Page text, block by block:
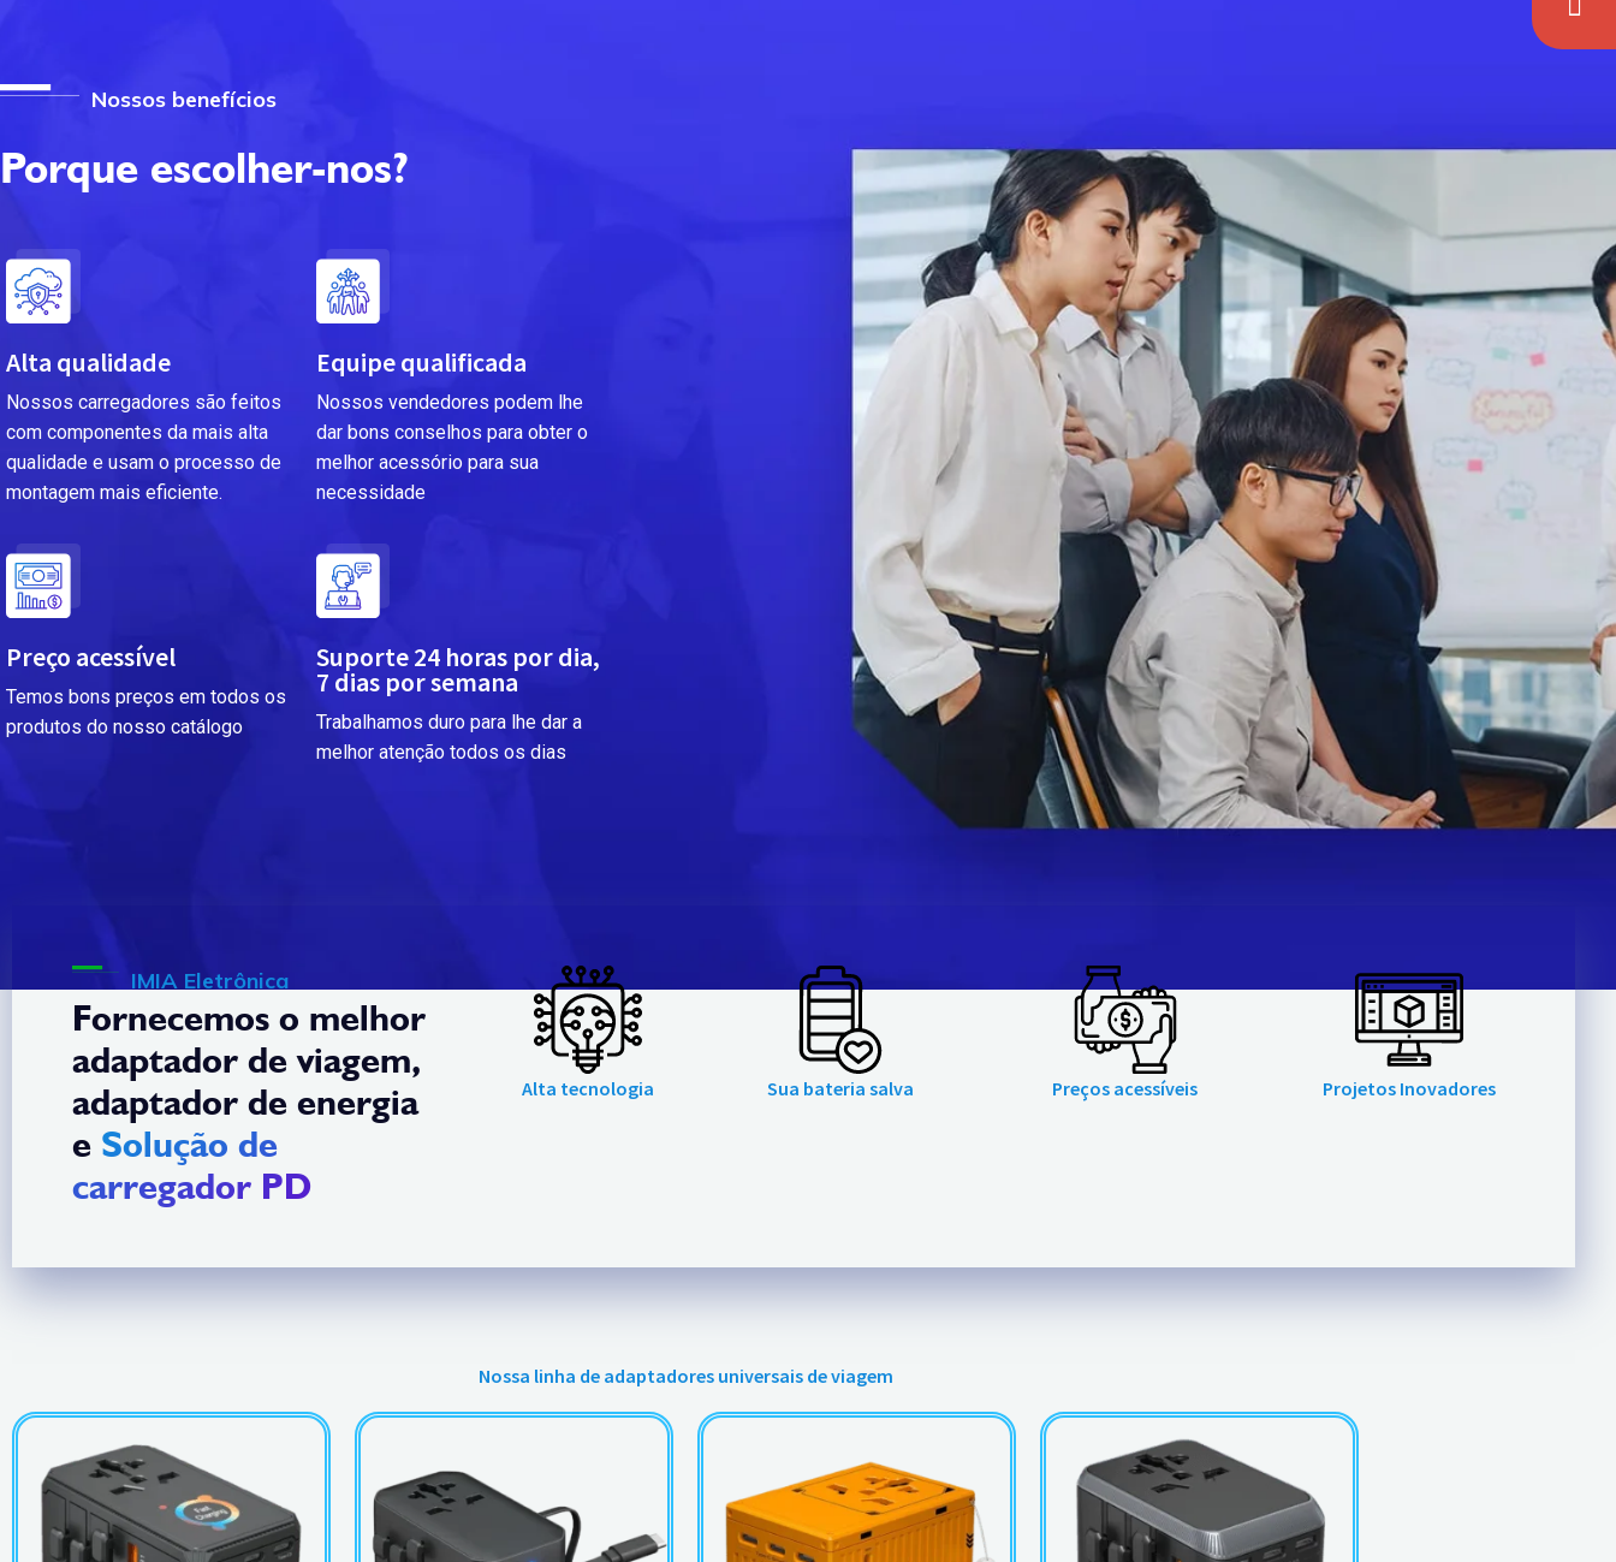
Nossos benefícios
Porque escolher-nos?
Alta qualidade
Nossos carregadores são feitos
com componentes da mais alta
qualidade e usam o processo de
montagem mais eficiente.
Equipe qualificada
Nossos vendedores podem lhe
dar bons conselhos para obter o
melhor acessório para sua
necessidade
Preço acessível
Temos bons preços em todos os
produtos do nosso catálogo
Suporte 24 horas por dia,
7 dias por semana
Trabalhamos duro para lhe dar a
melhor atenção todos os dias
IMIA Eletrônica
Fornecemos o melhor
adaptador de viagem,
adaptador de energia
e Solução de
carregador PD
Alta tecnologia Sua bateria salva Preços acessíveis Projetos Inovadores
Nossa linha de adaptadores universais de viagem